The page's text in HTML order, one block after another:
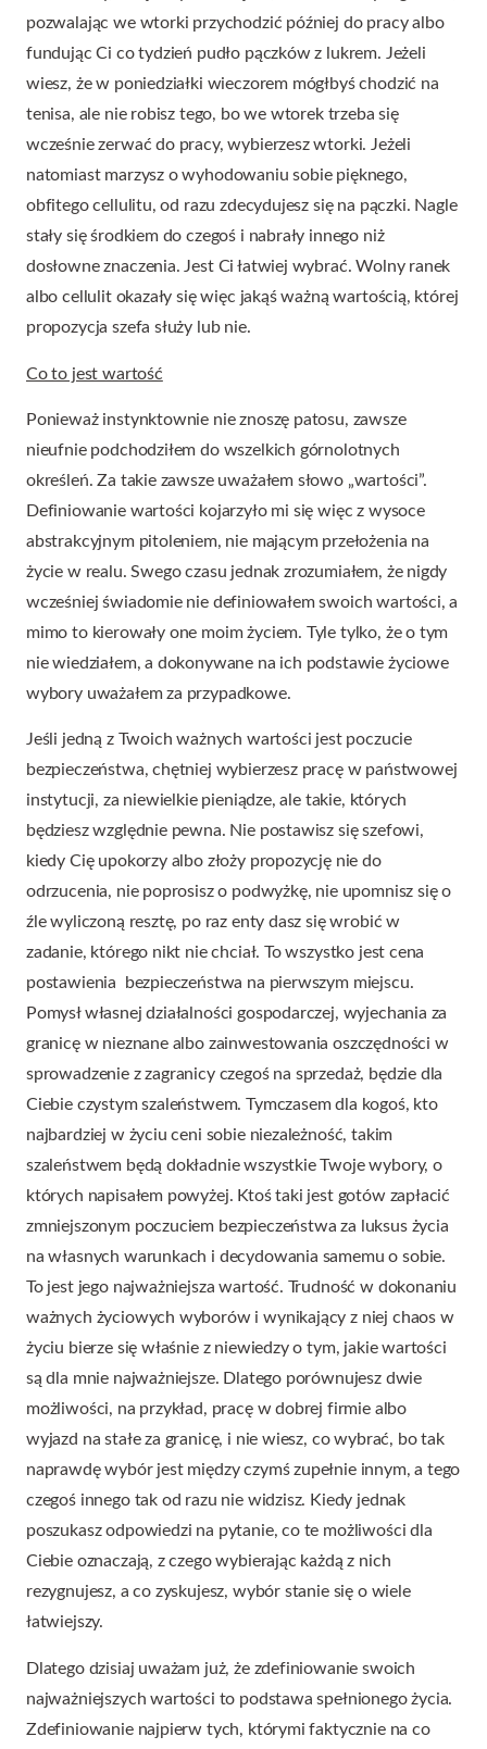
pozwalając we wtorki przychodzić później do pracy albo
fundując Ci co tydzień pudło pączków z lukrem. Jeżeli
wiesz, że w poniedziałki wieczorem mógłbyś chodzić na
tenisa, ale nie robisz tego, bo we wtorek trzeba się
wcześnie zerwać do pracy, wybierzesz wtorki. Jeżeli
natomiast marzysz o wyhodowaniu sobie pięknego,
obfitego cellulitu, od razu zdecydujesz się na pączki. Nagle
stały się środkiem do czegoś i nabrały innego niż
dosłowne znaczenia. Jest Ci łatwiej wybrać. Wolny ranek
albo cellulit okazały się więc jakąś ważną wartością, której
propozycja szefa służy lub nie.
Co to jest wartość
Ponieważ instynktownie nie znoszę patosu, zawsze
nieufnie podchodziłem do wszelkich górnolotnych
określeń. Za takie zawsze uważałem słowo „wartości”.
Definiowanie wartości kojarzyło mi się więc z wysoce
abstrakcyjnym pitoleniem, nie mającym przełożenia na
życie w realu. Swego czasu jednak zrozumiałem, że nigdy
wcześniej świadomie nie definiowałem swoich wartości, a
mimo to kierowały one moim życiem. Tyle tylko, że o tym
nie wiedziałem, a dokonywane na ich podstawie życiowe
wybory uważałem za przypadkowe.
Jeśli jedną z Twoich ważnych wartości jest poczucie
bezpieczeństwa, chętniej wybierzesz pracę w państwowej
instytucji, za niewielkie pieniądze, ale takie, których
będziesz względnie pewna. Nie postawisz się szefowi,
kiedy Cię upokorzy albo złoży propozycję nie do
odrzucenia, nie poprosisz o podwyżkę, nie upomnisz się o
źle wyliczoną resztę, po raz enty dasz się wrobić w
zadanie, którego nikt nie chciał. To wszystko jest cena
postawienia bezpieczeństwa na pierwszym miejscu.
Pomysł własnej działalności gospodarczej, wyjechania za
granicę w nieznane albo zainwestowania oszczędności w
sprowadzenie z zagranicy czegoś na sprzedaż, będzie dla
Ciebie czystym szaleństwem. Tymczasem dla kogoś, kto
najbardziej w życiu ceni sobie niezależność, takim
szaleństwem będą dokładnie wszystkie Twoje wybory, o
których napisałem powyżej. Ktoś taki jest gotów zapłacić
zmniejszonym poczuciem bezpieczeństwa za luksus życia
na własnych warunkach i decydowania samemu o sobie.
To jest jego najważniejsza wartość. Trudność w dokonaniu
ważnych życiowych wyborów i wynikający z niej chaos w
życiu bierze się właśnie z niewiedzy o tym, jakie wartości
są dla mnie najważniejsze. Dlatego porównujesz dwie
możliwości, na przykład, pracę w dobrej firmie albo
wyjazd na stałe za granicę, i nie wiesz, co wybrać, bo tak
naprawdę wybór jest między czymś zupełnie innym, a tego
czegoś innego tak od razu nie widzisz. Kiedy jednak
poszukasz odpowiedzi na pytanie, co te możliwości dla
Ciebie oznaczają, z czego wybierając każdą z nich
rezygnujesz, a co zyskujesz, wybór stanie się o wiele
łatwiejszy.
Dlatego dzisiaj uważam już, że zdefiniowanie swoich
najważniejszych wartości to podstawa spełnionego życia.
Zdefiniowanie najpierw tych, którymi faktycznie na co